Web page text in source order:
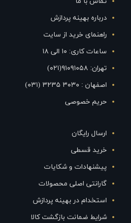
درباره بهینه پردازش
راهنمای خرید از سایت
ساعات کاری: ۱۰ الی ۱۸
تهران: ۹۱۰۹۱۰۵۸(۰۲۱)
اصفهان : ۳۰۳۰ ۳۲۳۵ (۰۳۱)
حریم خصوصی
ارسال رایگان
خرید قسطی
پیشنهادات و شکایات
گارانتی اصلی محصولات
استخدام در بهینه پردازش
شرایط ضمانت بازگشت کالا